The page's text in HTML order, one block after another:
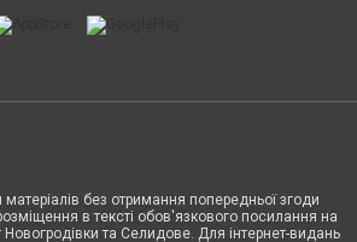
без отримання попередньої згоди
в тексті обов'язкового посилання на
та Селидове. Для інтернет-видань